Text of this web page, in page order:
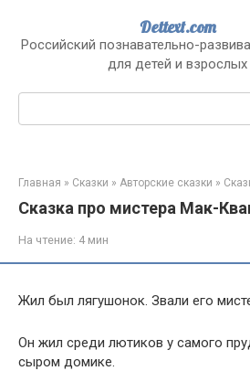
контенту
Dettext.com
Российский познавательно-
для детей и взрослых
Поиск:
Главная » Сказки » Авторские сказки »
Сказка про мистера Мак-
На чтение: 4 мин
Жил был лягушонок. Звали его
Он жил среди лютиков у самого
сыром домике.